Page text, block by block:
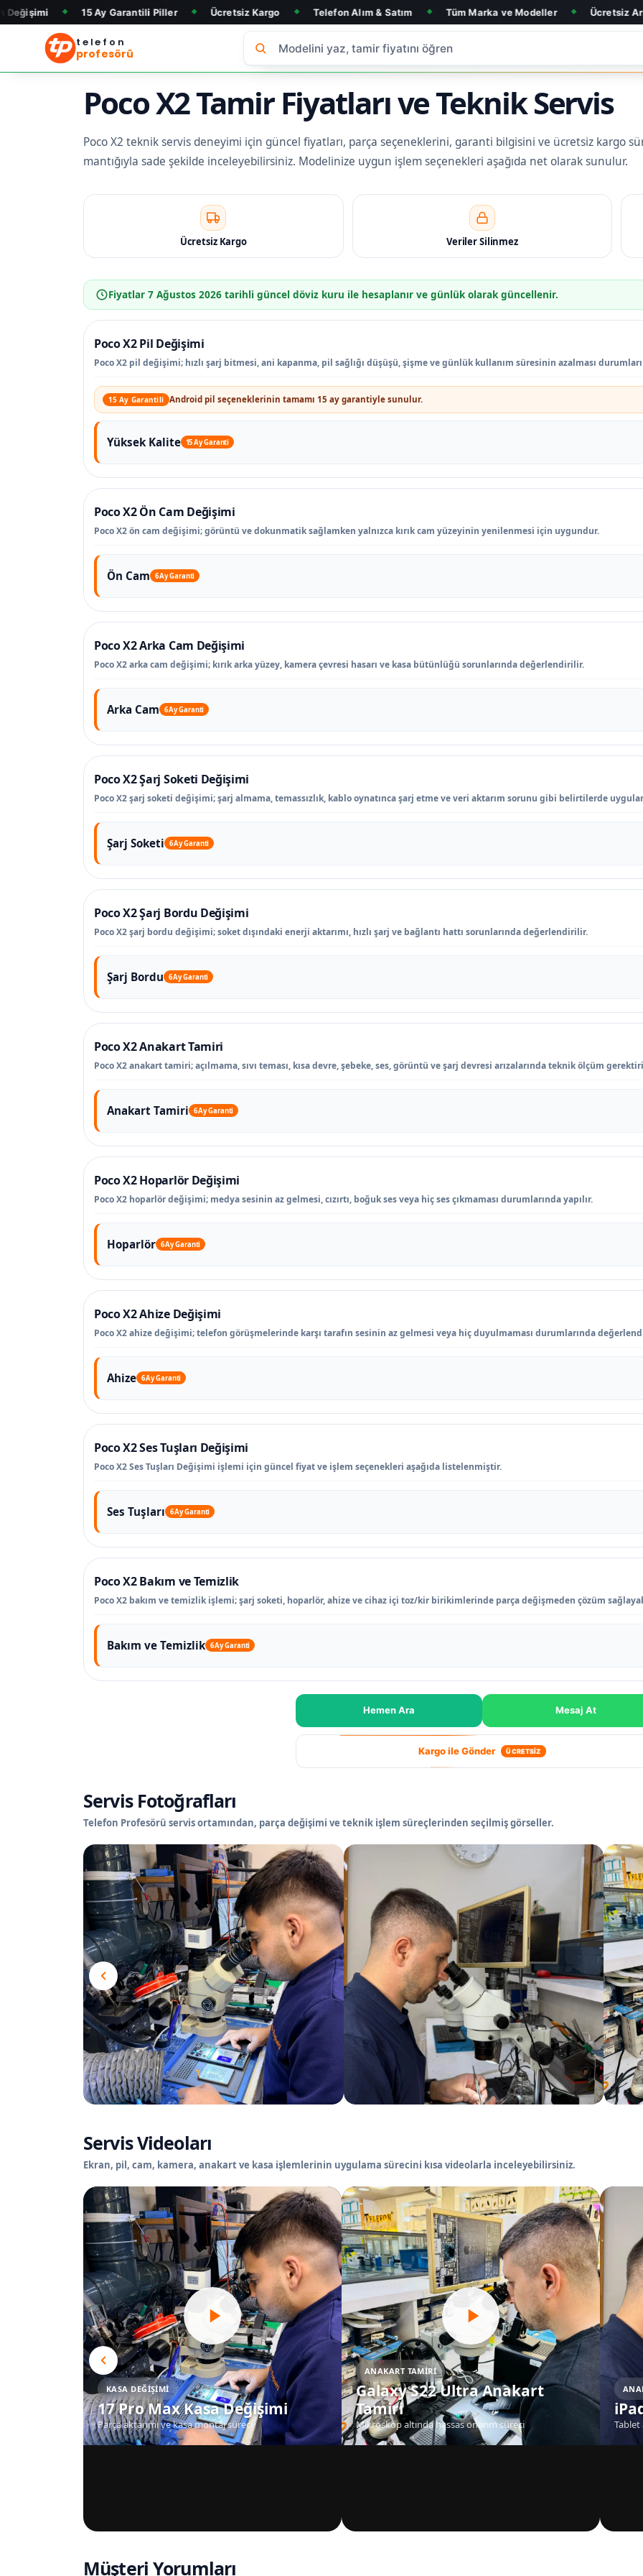
15 Ay Garantili Piller ◆ Ücretsiz Kargo ◆ Telefon Alım & Satım ◆ Tüm Marka ve Modeller ◆ Ücretsiz Arıza Tespit
telefon
profesörü
Poco X2 Tamir Fiyatları ve Teknik Servis
Poco X2 teknik servis deneyimi için güncel fiyatları, parça seçeneklerini, garanti bilgisini ve ücretsiz kargo
mantığıyla sade şekilde inceleyebilirsiniz. Modelinize uygun işlem seçenekleri aşağıda net olarak sunulur.
Ücretsiz Kargo Veriler Silinmez
Fiyatlar 7 Ağustos 2026 tarihli güncel döviz kuru ile hesaplanır ve günlük olarak güncellenir.
Poco X2 Pil Değişimi
Poco X2 pil değişimi; hızlı şarj bitmesi, ani kapanma, pil sağlığı düşüşü, şişme ve günlük kullanım süresinin azalması
15 Ay Garantili Android pil seçeneklerinin tamamı 15 ay garantiyle sunulur.
Yüksek Kalite 15 Ay Garanti
Poco X2 Ön Cam Değişimi
Poco X2 ön cam değişimi; görüntü ve dokunmatik sağlamken yalnızca kırık cam yüzeyinin yenilenmesi için uygundur.
Ön Cam 6 Ay Garanti
Poco X2 Arka Cam Değişimi
Poco X2 arka cam değişimi; kırık arka yüzey, kamera çevresi hasarı ve kasa bütünlüğü sorunlarında değerlendirilir.
Arka Cam 6 Ay Garanti
Poco X2 Şarj Soketi Değişimi
Poco X2 şarj soketi değişimi; şarj almama, temassızlık, kablo oynatınca şarj etme ve veri aktarım sorunu gibi belirtilerde
Şarj Soketi 6 Ay Garanti
Poco X2 Şarj Bordu Değişimi
Poco X2 şarj bordu değişimi; soket dışındaki enerji aktarımı, hızlı şarj ve bağlantı hattı sorunlarında değerlendirilir.
Şarj Bordu 6 Ay Garanti
Poco X2 Anakart Tamiri
Poco X2 anakart tamiri; açılmama, sıvı teması, kısa devre, şebeke, ses, görüntü ve şarj devresi arızalarında teknik ölçüm
Anakart Tamiri 6 Ay Garanti
Poco X2 Hoparlör Değişimi
Poco X2 hoparlör değişimi; medya sesinin az gelmesi, cızırtı, boğuk ses veya hiç ses çıkmaması durumlarında yapılır.
Hoparlör 6 Ay Garanti
Poco X2 Ahize Değişimi
Poco X2 ahize değişimi; telefon görüşmelerinde karşı tarafın sesinin az gelmesi veya hiç duyulmaması durumlarında
Ahize 6 Ay Garanti
Poco X2 Ses Tuşları Değişimi
Poco X2 Ses Tuşları Değişimi işlemi için güncel fiyat ve işlem seçenekleri aşağıda listelenmiştir.
Ses Tuşları 6 Ay Garanti
Poco X2 Bakım ve Temizlik
Poco X2 bakım ve temizlik işlemi; şarj soketi, hoparlör, ahize ve cihaz içi toz/kir birikimlerinde parça değişmeden çözüm
Bakım ve Temizlik 6 Ay Garanti
Hemen Ara Mesaj At
Kargo ile Gönder ÜCRETSİZ
Servis Fotoğrafları
Telefon Profesörü servis ortamından, parça değişimi ve teknik işlem süreçlerinden seçilmiş görseller.
Servis Videoları
Ekran, pil, cam, kamera, anakart ve kasa işlemlerinin uygulama sürecini kısa videolarla inceleyebilirsiniz.
KASA DEĞIŞIMI
17 Pro Max Kasa Değişimi
Parça aktarımı ve kasa montaj süreci
ANAKART TAMIRI
Galaxy S22 Ultra Anakart
Tamiri
Mikroskop altında hassas onarım süreci Tablet
Müşteri Yorumları